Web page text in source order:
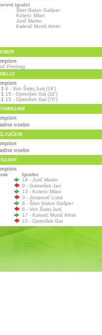
igralci
Šket Galun Gašper
Kolenc Milan
Jurič Marko
Kalesić Murtić Almin
Predrag
6 - Voh Šalej Jurij (16')
15 - Ojsteršek Gal (32')
15 - Ojsteršek Gal (70')
osebe
osebe
Igralec
16 - Jurič Marko
9 - Gaberšek Jan
13 - Kolenc Milan
3 - Josipović Luka
8 - Šket Galun Gašper
6 - Voh Šalej Jurij
17 - Kalesić Murtić Almin
15 - Ojsteršek Gal